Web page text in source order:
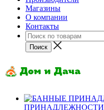
Магазины
О компании
Контакты
ПРИНАДЛЕЖНОСТИ